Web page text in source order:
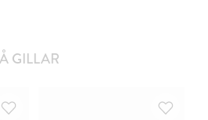
GILLAR